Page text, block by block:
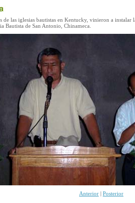
de las iglesias bautistas en Kentucky, vinieron a instalar
Bautista de San Antonio, Chinameca.
Anterior | Posterior